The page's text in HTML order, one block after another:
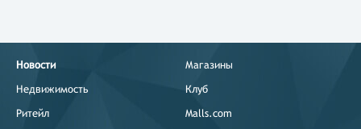
Новости
Недвижимость
Ритейл
Магазины
Клуб
Malls.com